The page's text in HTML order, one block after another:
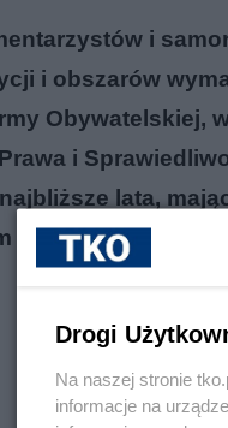
i
i obszarów
Obywatelskiej,
i
lata,
komunikacyjnym i
Drogi
Na naszej stronie
informacje na